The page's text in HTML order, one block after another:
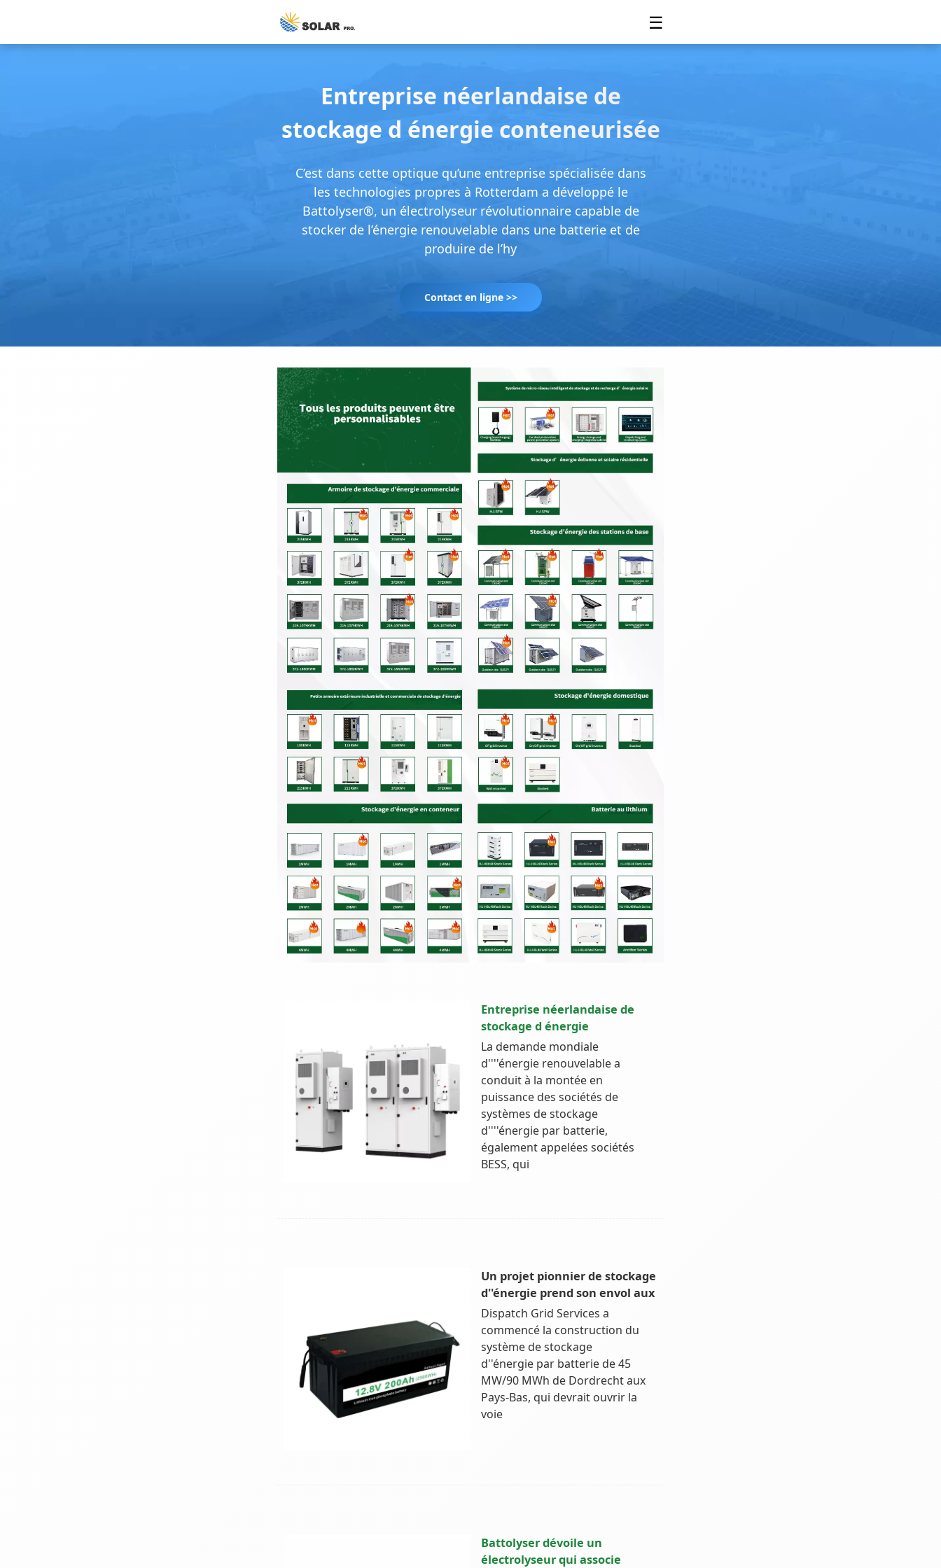
☰
Entreprise néerlandaise de
stockage d énergie conteneurisée
C’est dans cette optique qu’une entreprise spécialisée dans
les technologies propres à Rotterdam a développé le
Battolyser®, un électrolyseur révolutionnaire capable de
stocker de l’énergie renouvelable dans une batterie et de
produire de l’hy
Contact en ligne >>
Entreprise néerlandaise de
stockage d énergie
La demande mondiale
d''''énergie renouvelable a
conduit à la montée en
puissance des sociétés de
systèmes de stockage
d''''énergie par batterie,
également appelées sociétés
BESS, qui
Un projet pionnier de stockage
d''énergie prend son envol aux
Dispatch Grid Services a
commencé la construction du
système de stockage
d''énergie par batterie de 45
MW/90 MWh de Dordrecht aux
Pays-Bas, qui devrait ouvrir la
voie
Battolyser dévoile un
électrolyseur qui associe